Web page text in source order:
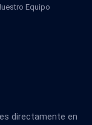
Equipo
directamente en